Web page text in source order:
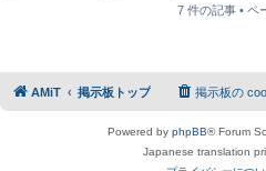
7 件の記事 • ペ
AMiT 掲示板トップ 掲示板の
Powered by phpBB® Forum
Japanese translation